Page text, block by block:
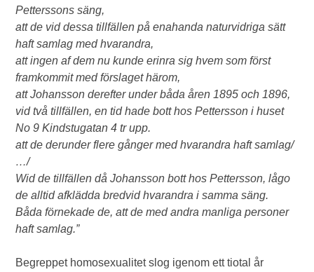
Petterssons säng,
att de vid dessa tillfällen på enahanda naturvidriga sätt
haft samlag med hvarandra,
att ingen af dem nu kunde erinra sig hvem som först
framkommit med förslaget härom,
att Johansson derefter under båda åren 1895 och 1896,
vid två tillfällen, en tid hade bott hos Pettersson i huset
No 9 Kindstugatan 4 tr upp.
att de derunder flere gånger med hvarandra haft samlag/
…/
Wid de tillfällen då Johansson bott hos Pettersson, lågo
de alltid afklädda bredvid hvarandra i samma säng.
Båda förnekade de, att de med andra manliga personer
haft samlag.”
Begreppet homosexualitet slog igenom ett tiotal år